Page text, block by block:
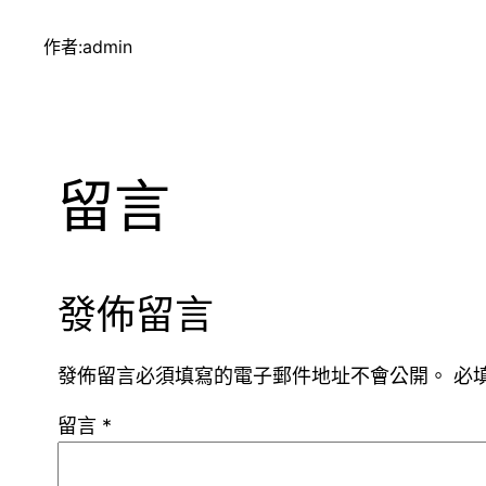
作者:admin
留言
發佈留言
發佈留言必須填寫的電子郵件地址不會公開。 必
留言 *